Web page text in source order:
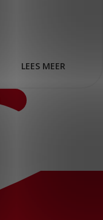
LEES MEER